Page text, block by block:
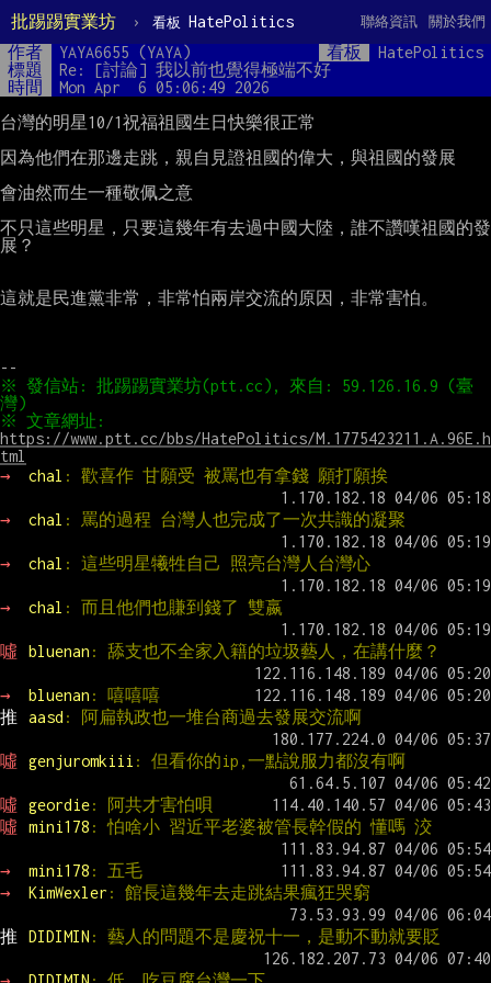
批踢踢實業坊 › 看板 HatePolitics 關於我們
聯絡資訊
作者 YAYA6655 (YAYA) 看板
HatePolitics
標題
Re: [討論] 我以前也覺得極端不好
時間
Mon Apr  6 05:06:49 2026
台灣的明星10/1祝福祖國生日快樂很正常
因為他們在那邊走跳，親自見證祖國的偉大，與祖國的發展
會油然而生一種敬佩之意
不只這些明星，只要這幾年有去過中國大陸，誰不讚嘆祖國的發
展？
這就是民進黨非常，非常怕兩岸交流的原因，非常害怕。
※ 發信站: 批踢踢實業坊(ptt.cc), 來自: 59.126.16.9 (臺
https://www.ptt.cc/bbs/HatePolitics/M.1775423211.A.96E.h
tml
→
chal : 歡喜作 甘願受 被罵也有拿錢 願打願挨
→ chal : 罵的過程 台灣人也完成了一次共識的凝聚
→ chal : 這些明星犧牲自己 照亮台灣人台灣心
→ chal : 而且他們也賺到錢了 雙嬴
噓 bluenan : 舔支也不全家入籍的垃圾藝人，在講什麼？
→ bluenan : 嘻嘻嘻
推
aasd : 阿扁執政也一堆台商過去發展交流啊
噓 genjuromkiii : 但看你的ip,一點說服力都沒有啊
噓 geordie: 阿共才害怕唄
噓
mini178 : 怕啥小 習近平老婆被管長幹假的 懂嗎 洨
→ mini178 : 五毛
→
KimWexler : 館長這幾年去走跳結果瘋狂哭窮
推 DIDIMIN : 藝人的問題不是慶祝十一，是動不動就要貶